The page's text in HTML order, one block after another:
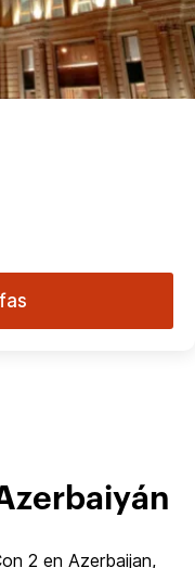
2 en Azerbaijan,